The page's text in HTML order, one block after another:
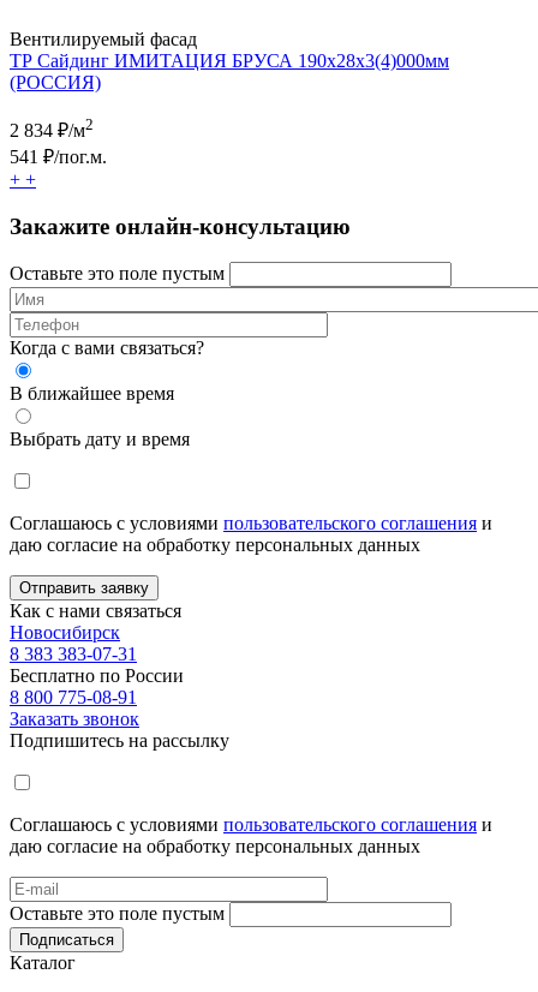
Вентилируемый фасад
ТР Сайдинг ИМИТАЦИЯ БРУСА 190х28x3(4)000мм
(РОССИЯ)
2 834 ₽/м2
541 ₽/пог.м.
+ +
Закажите онлайн-консультацию
Оставьте это поле пустым
Когда с вами связаться?
В ближайшее время
Выбрать дату и время
Соглашаюсь с условиями пользовательского соглашения и
даю согласие на обработку персональных данных
Отправить заявку
Как с нами связаться
Новосибирск
8 383 383-07-31
Бесплатно по России
8 800 775-08-91
Заказать звонок
Подпишитесь на рассылку
Соглашаюсь с условиями пользовательского соглашения и
даю согласие на обработку персональных данных
Оставьте это поле пустым
Подписаться
Каталог